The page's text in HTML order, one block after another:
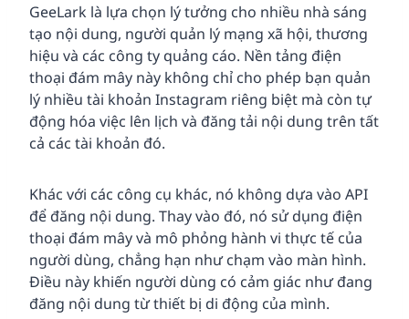
GeeLark là lựa chọn lý tưởng cho nhiều nhà sáng
tạo nội dung, người quản lý mạng xã hội, thương
hiệu và các công ty quảng cáo. Nền tảng điện
thoại đám mây này không chỉ cho phép bạn quản
lý nhiều tài khoản Instagram riêng biệt mà còn tự
động hóa việc lên lịch và đăng tải nội dung trên tất
cả các tài khoản đó.
Khác với các công cụ khác, nó không dựa vào API
để đăng nội dung. Thay vào đó, nó sử dụng điện
thoại đám mây và mô phỏng hành vi thực tế của
người dùng, chẳng hạn như chạm vào màn hình.
Điều này khiến người dùng có cảm giác như đang
đăng nội dung từ thiết bị di động của mình.